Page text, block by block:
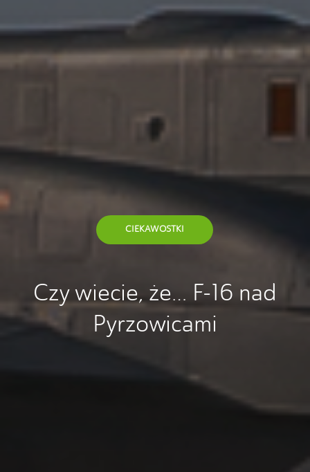
CIEKAWOSTKI
Czy wiecie, że… F-16 nad
Pyrzowicami